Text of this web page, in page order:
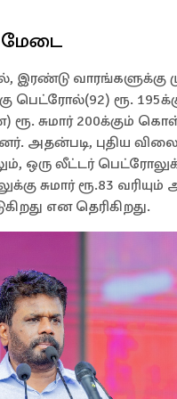
வாரங்களுக்கு
பெட்ரோல்(92) ரூ.
ரூ. சுமார் 200க்கும்
அதன்படி, புதிய
ஒரு லீட்டர்
சுமார் ரூ.83
என தெரிகிறது.